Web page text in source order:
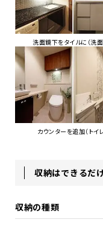
洗面鏡下をタイルに（洗面
カウンターを追加（トイレ
収納はできるだ
収納の種類